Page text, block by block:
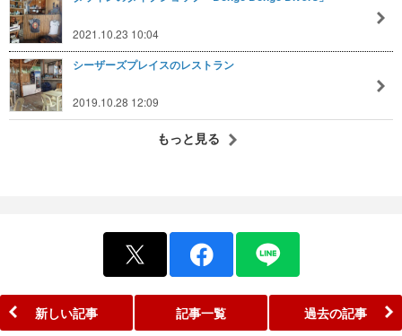
2021.10.23 10:04
シーザーズプレイスのレストラン
2019.10.28 12:09
もっと見る
新しい記事 記事一覧 過去の記事